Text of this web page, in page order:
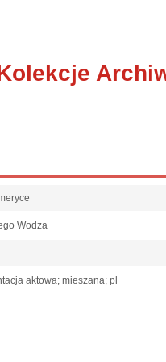
Wodza
aktowa; mieszana; pl